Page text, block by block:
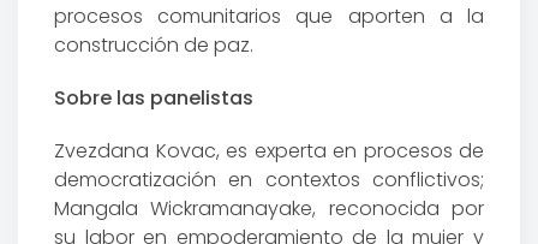
procesos comunitarios que aporten a la
construcción de paz.
Sobre las panelistas
Zvezdana Kovac, es experta en procesos de
democratización en contextos conflictivos;
Mangala Wickramanayake, reconocida por
su labor en empoderamiento de la mujer y